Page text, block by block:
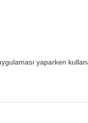
yaparken